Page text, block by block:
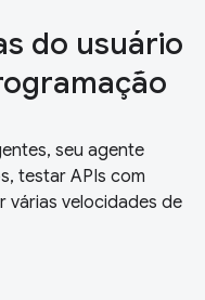
do usuário
seu agente
testar APIs com
várias velocidades de